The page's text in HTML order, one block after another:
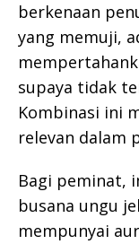
berkenaan
yang memuji,
supaya tidak
Kombinasi ini
relevan dalam
Bagi peminat,
busana ungu
mempunyai